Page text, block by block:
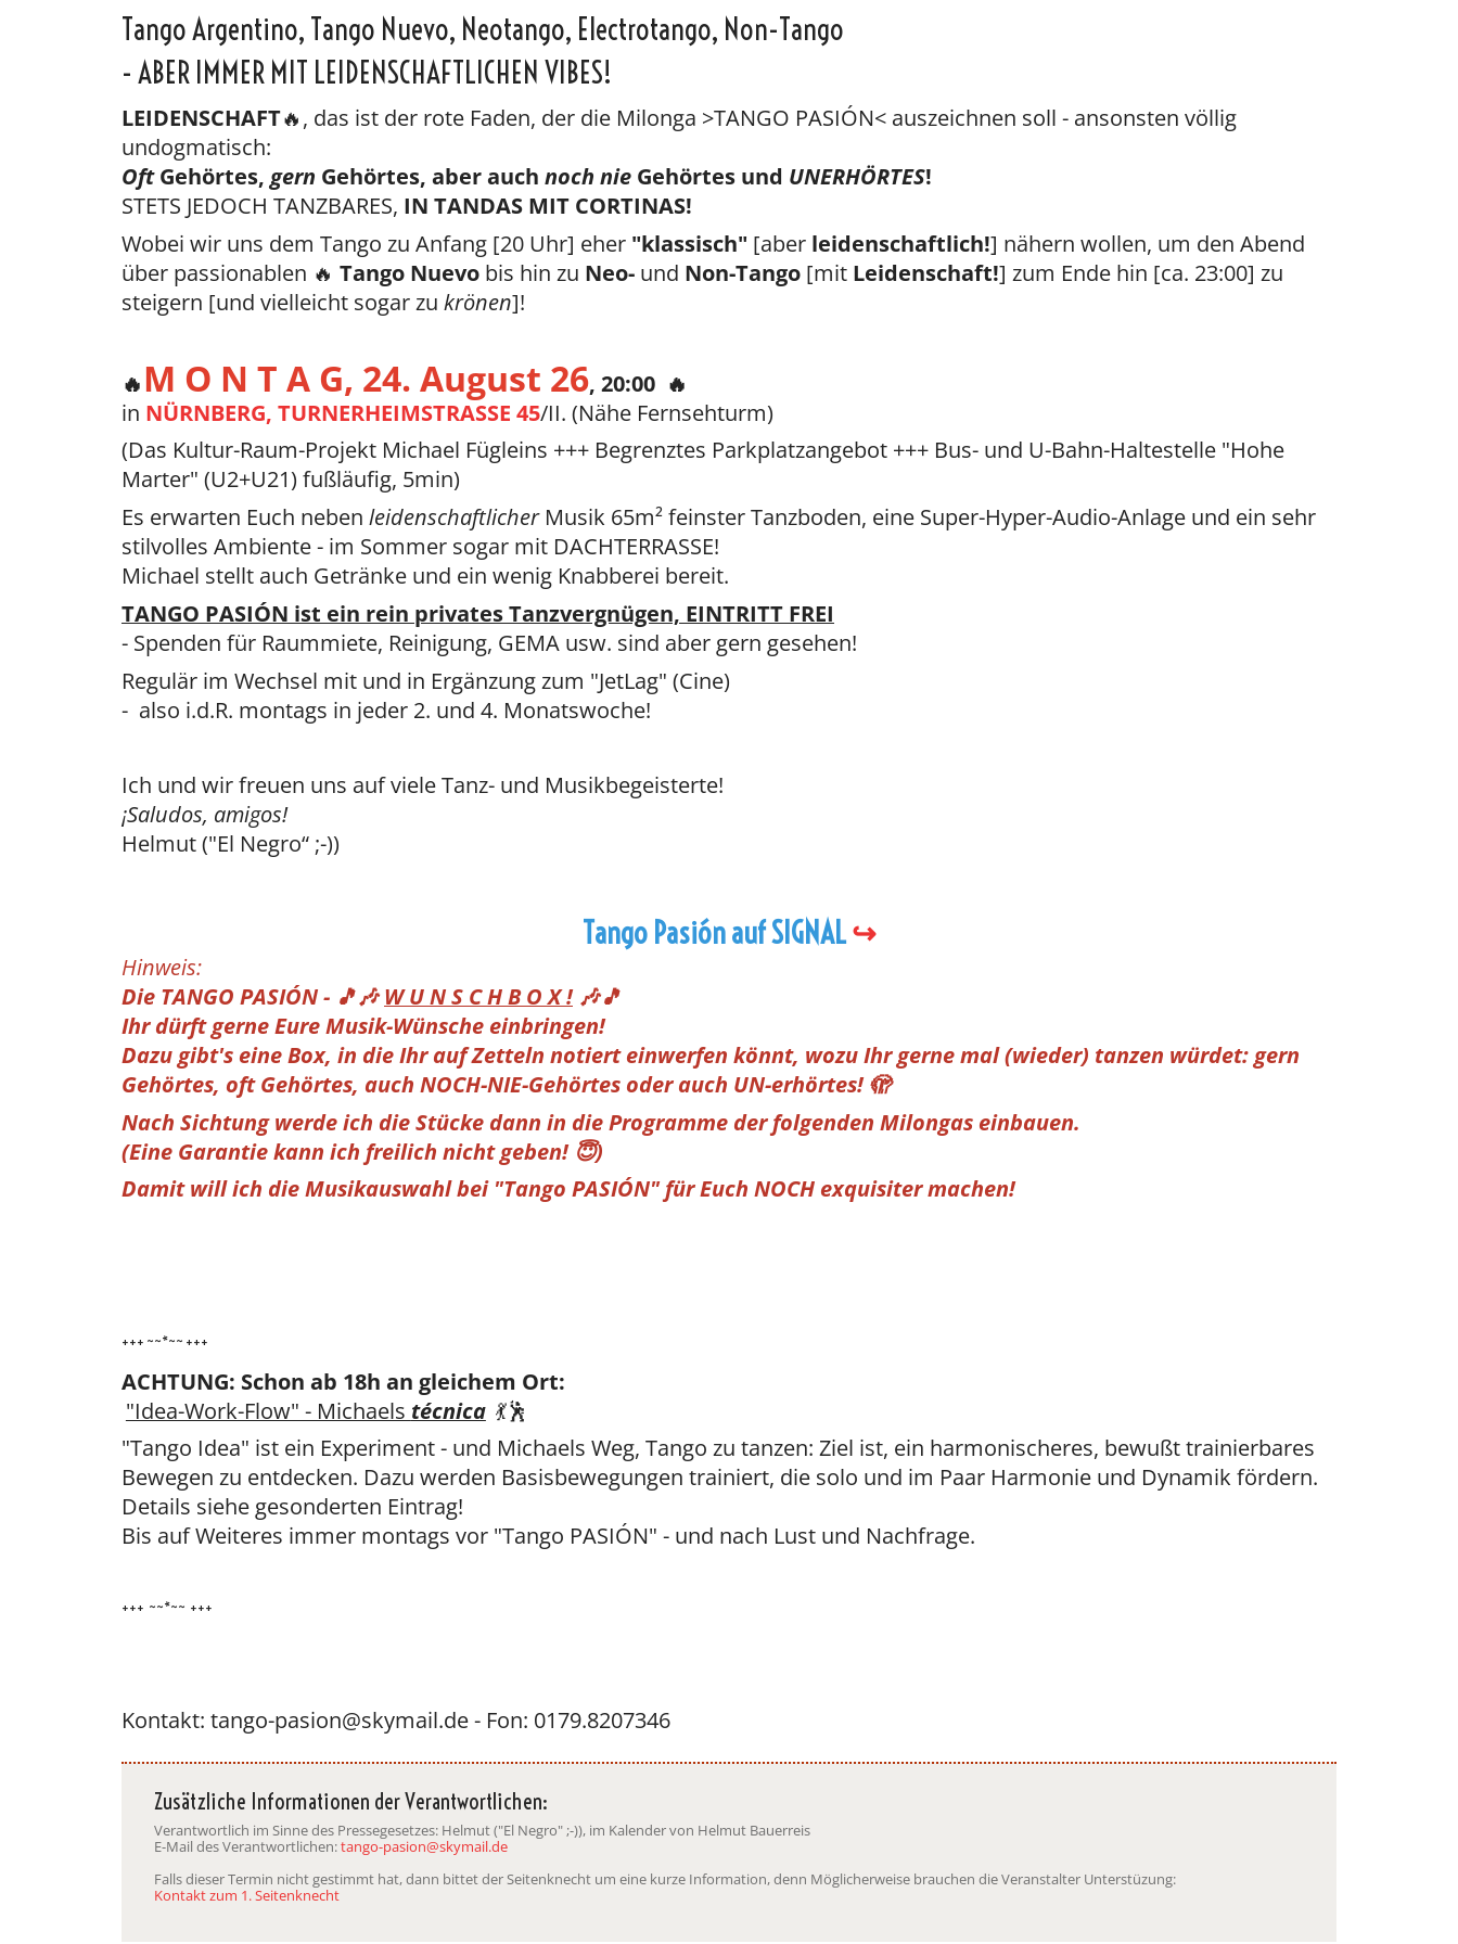
Tango Argentino, Tango Nuevo, Neotango, Electrotango, Non-Tango
- ABER IMMER MIT LEIDENSCHAFTLICHEN VIBES!
LEIDENSCHAFT🔥, das ist der rote Faden, der die Milonga >TANGO PASIÓN< auszeichnen soll - ansonsten völlig
undogmatisch:
OftGehörtes, gern Gehörtes, aber auch noch nie Gehörtes und UNERHÖRTES!
STETS JEDOCH TANZBARES, IN TANDAS MIT CORTINAS!
Wobei wir uns dem Tango zu Anfang [20 Uhr] eher "klassisch" [aber leidenschaftlich!] nähern wollen, um den Abend
über passionablen 🔥 Tango Nuevo bis hin zu Neo- und Non-Tango [mit Leidenschaft!] zum Ende hin [ca. 23:00] zu
steigern [und vielleicht sogar zu krönen]!
🔥M O N T A G, 24. August 26, 20:00 🔥
in NÜRNBERG, TURNERHEIMSTRASSE 45/II. (Nähe Fernsehturm)
(Das Kultur-Raum-Projekt Michael Fügleins +++ Begrenztes Parkplatzangebot +++ Bus- und U-Bahn-Haltestelle "Hohe
Marter" (U2+U21) fußläufig, 5min)
Es erwarten Euch neben leidenschaftlicherMusik 65m² feinster Tanzboden, eine Super-Hyper-Audio-Anlage und ein sehr
stilvolles Ambiente - im Sommer sogar mit DACHTERRASSE!
Michael stellt auch Getränke und ein wenig Knabberei bereit.
TANGO PASIÓN ist ein rein privates Tanzvergnügen, EINTRITT FREI
- Spenden für Raummiete, Reinigung, GEMA usw. sind aber gern gesehen!
Regulär im Wechsel mit und in Ergänzung zum "JetLag" (Cine)
- also i.d.R. montags in jeder 2. und 4. Monatswoche!
Ich und wir freuen uns auf viele Tanz- und Musikbegeisterte!
¡Saludos, amigos!
Helmut ("El Negro“ ;-))
Tango Pasión auf SIGNAL↪️
Hinweis:
Die TANGO PASIÓN - 🎵🎶W U N S C H B O X !🎶🎵
Ihr dürft gerne Eure Musik-Wünsche einbringen!
Dazu gibt's eine Box, in die Ihr auf Zetteln notiert einwerfen könnt, wozu Ihr gerne mal (wieder) tanzen würdet: gern
Gehörtes, oft Gehörtes, auch NOCH-NIE-Gehörtes oder auch UN-erhörtes! 🫣
Nach Sichtung werde ich die Stücke dann in die Programme der folgenden Milongas einbauen.
(Eine Garantie kann ich freilich nicht geben! 😇)
Damit will ich die Musikauswahl bei "Tango PASIÓN" für Euch NOCH exquisiter machen!
+++ ~~*~~ +++
ACHTUNG: Schon ab 18h an gleichem Ort:
"Idea-Work-Flow" - Michaels técnica 💃🕺
"Tango Idea" ist ein Experiment - und Michaels Weg, Tango zu tanzen: Ziel ist, ein harmonischeres, bewußt trainierbares
Bewegen zu entdecken. Dazu werden Basisbewegungen trainiert, die solo und im Paar Harmonie und Dynamik fördern.
Details siehe gesonderten Eintrag!
Bis auf Weiteres immer montags vor "Tango PASIÓN" - und nach Lust und Nachfrage.
+++ ~~*~~ +++
Kontakt: tango-pasion@skymail.de - Fon: 0179.8207346
Zusätzliche Informationen der Verantwortlichen:
Verantwortlich im Sinne des Pressegesetzes: Helmut ("El Negro" ;-)), im Kalender von Helmut Bauerreis
E-Mail des Verantwortlichen:tango-pasion@skymail.de
Falls dieser Termin nicht gestimmt hat, dann bittet der Seitenknecht um eine kurze Information, denn Möglicherweise brauchen die Veranstalter Unterstüzung:
Kontakt zum 1. Seitenknecht